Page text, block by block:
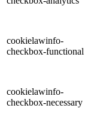
cookielawinfo-
checkbox-functional
cookielawinfo-
checkbox-necessary